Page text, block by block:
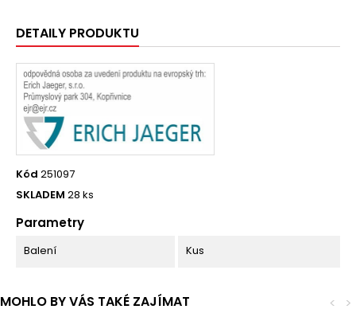
DETAILY PRODUKTU
Kód 251097
SKLADEM 28 ks
Parametry
Balení Kus
MOHLO BY VÁS TAKÉ ZAJÍMAT >
<